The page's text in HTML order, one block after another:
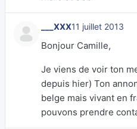
___XXX11 juillet 2013
Bonjour Camille,
Je viens de voir ton
depuis hier) Ton
belge mais vivant en
pouvons prendre